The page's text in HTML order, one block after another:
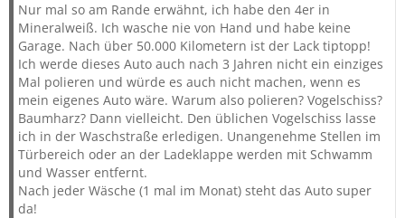
Nur mal so am Rande erwähnt, ich habe den 4er in
Mineralweiß. Ich wasche nie von Hand und habe keine
Garage. Nach über 50.000 Kilometern ist der Lack tiptopp!
Ich werde dieses Auto auch nach 3 Jahren nicht ein einziges
Mal polieren und würde es auch nicht machen, wenn es
mein eigenes Auto wäre. Warum also polieren? Vogelschiss?
Baumharz? Dann vielleicht. Den üblichen Vogelschiss lasse
ich in der Waschstraße erledigen. Unangenehme Stellen im
Türbereich oder an der Ladeklappe werden mit Schwamm
und Wasser entfernt.
Nach jeder Wäsche (1 mal im Monat) steht das Auto super
da!